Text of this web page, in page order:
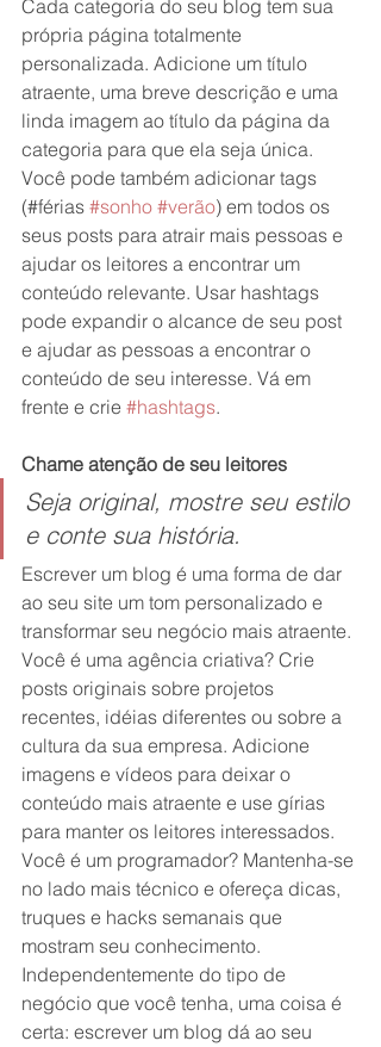
Cada categoria do seu blog tem sua
própria página totalmente
personalizada. Adicione um título
atraente, uma breve descrição e uma
linda imagem ao título da página da
categoria para que ela seja única.
Você pode também adicionar tags
(#férias #sonho #verão) em todos os
seus posts para atrair mais pessoas e
ajudar os leitores a encontrar um
conteúdo relevante. Usar hashtags
pode expandir o alcance de seu post
e ajudar as pessoas a encontrar o
conteúdo de seu interesse. Vá em
frente e crie #hashtags.
Chame atenção de seu leitores
Seja original, mostre seu estilo
e conte sua história.
Escrever um blog é uma forma de dar
ao seu site um tom personalizado e
transformar seu negócio mais atraente.
Você é uma agência criativa? Crie
posts originais sobre projetos
recentes, idéias diferentes ou sobre a
cultura da sua empresa. Adicione
imagens e vídeos para deixar o
conteúdo mais atraente e use gírias
para manter os leitores interessados.
Você é um programador? Mantenha-se
no lado mais técnico e ofereça dicas,
truques e hacks semanais que
mostram seu conhecimento.
Independentemente do tipo de
negócio que você tenha, uma coisa é
certa: escrever um blog dá ao seu